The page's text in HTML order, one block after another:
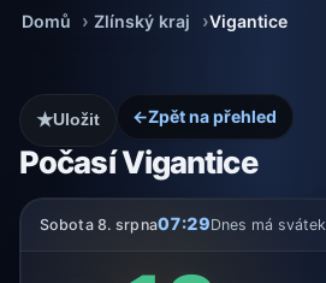
Domů Zlínský kraj Vigantice
←Zpět na přehled
Počasí Vigantice
★Uložit
Sobota 8. srpna07:29Dnes má svátek